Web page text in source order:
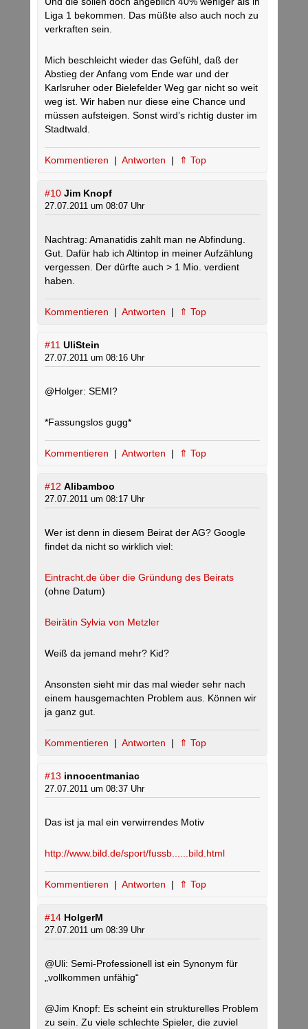
Liga 1 bekommen. Das müßte also auch noch zu
verkraften sein.
Mich beschleicht wieder das Gefühl, daß der
Abstieg der Anfang vom Ende war und der
Karlsruher oder Bielefelder Weg gar nicht so weit
weg ist. Wir haben nur diese eine Chance und
müssen aufsteigen. Sonst wird’s richtig duster im
Stadtwald.
Kommentieren | Antworten | ⇑ Top
#10 Jim Knopf
27.07.2011 um 08:07 Uhr
Nachtrag: Amanatidis zahlt man ne Abfindung.
Gut. Dafür hab ich Altintop in meiner Aufzählung
vergessen. Der dürfte auch > 1 Mio. verdient
haben.
Kommentieren | Antworten | ⇑ Top
#11 UliStein
27.07.2011 um 08:16 Uhr
@Holger: SEMI?
*Fassungslos gugg*
Kommentieren | Antworten | ⇑ Top
#12 Alibamboo
27.07.2011 um 08:17 Uhr
Wer ist denn in diesem Beirat der AG? Google
findet da nicht so wirklich viel:
Eintracht.de über die Gründung des Beirats
(ohne Datum)
Beirätin Sylvia von Metzler
Weiß da jemand mehr? Kid?
Ansonsten sieht mir das mal wieder sehr nach
einem hausgemachten Problem aus. Können wir
ja ganz gut.
Kommentieren | Antworten | ⇑ Top
#13 innocentmaniac
27.07.2011 um 08:37 Uhr
Das ist ja mal ein verwirrendes Motiv
http://www.bild.de/sport/fussb......bild.html
Kommentieren | Antworten | ⇑ Top
#14 HolgerM
27.07.2011 um 08:39 Uhr
@Uli: Semi-Professionell ist ein Synonym für
„vollkommen unfähig“
@Jim Knopf: Es scheint ein strukturelles Problem
zu sein. Zu viele schlechte Spieler, die zuviel